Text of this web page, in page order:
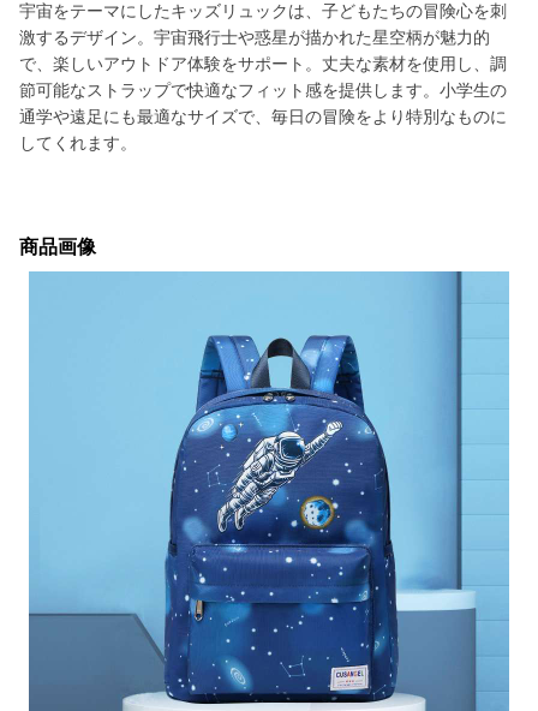
宇宙をテーマにしたキッズリュックは、子どもたちの冒険心を刺
激するデザイン。宇宙飛行士や惑星が描かれた星空柄が魅力的
で、楽しいアウトドア体験をサポート。丈夫な素材を使用し、調
節可能なストラップで快適なフィット感を提供します。小学生の
通学や遠足にも最適なサイズで、毎日の冒険をより特別なものに
してくれます。
商品画像